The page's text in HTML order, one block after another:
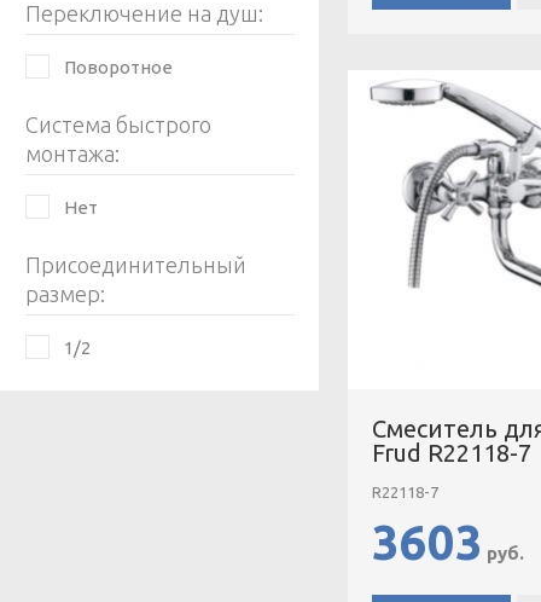
Переключение на душ:
Поворотное
Система быстрого
монтажа:
Нет
Присоединительный
размер:
1/2
Смеситель
Frud R22118-7
R22118-7
3603 руб.